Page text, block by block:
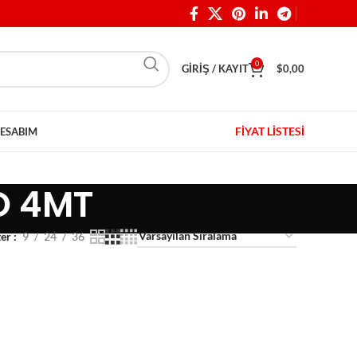
GIRIŞ / KAYIT 0 $0,00
FİYAT LİSTESİ
4MT
9 24 36